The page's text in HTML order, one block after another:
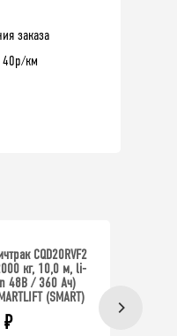
заказа
40р/км
CQD20RVF2
кг, 10,0 м, li-
48В / 360 Ач)
(SMART)
₽